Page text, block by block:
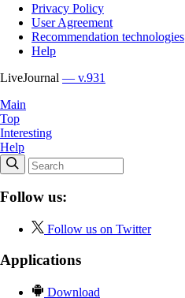
Privacy Policy
User Agreement
Recommendation technologies
Help
LiveJournal — v.931
Main
Top
Interesting
Help
Follow us:
Follow us on Twitter
Applications
Download